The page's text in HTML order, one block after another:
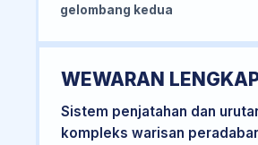
gelombang kedua
WEWARAN
Sistem penjatahan dan
kompleks warisan